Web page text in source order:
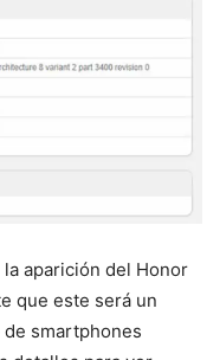
aparición del Honor
que este será un
smartphones